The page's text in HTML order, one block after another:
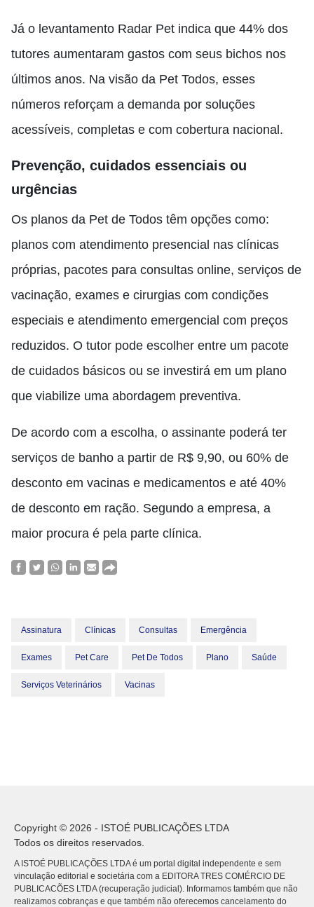
Já o levantamento Radar Pet indica que 44% dos
tutores aumentaram gastos com seus bichos nos
últimos anos. Na visão da Pet Todos, esses
números reforçam a demanda por soluções
acessíveis, completas e com cobertura nacional.
Prevenção, cuidados essenciais ou
urgências
Os planos da Pet de Todos têm opções como:
planos com atendimento presencial nas clínicas
próprias, pacotes para consultas online, serviços de
vacinação, exames e cirurgias com condições
especiais e atendimento emergencial com preços
reduzidos. O tutor pode escolher entre um pacote
de cuidados básicos ou se investirá em um plano
que viabilize uma abordagem preventiva.
De acordo com a escolha, o assinante poderá ter
serviços de banho a partir de R$ 9,90, ou 60% de
desconto em vacinas e medicamentos e até 40%
de desconto em ração. Segundo a empresa, a
maior procura é pela parte clínica.
Assinatura Clínicas Consultas Emergência
Exames Pet Care Pet De Todos Plano Saúde
Serviços Veterinários Vacinas
Copyright © 2026 - ISTOÉ PUBLICAÇÕES LTDA
Todos os direitos reservados.
A ISTOÉ PUBLICAÇÕES LTDA é um portal digital independente e sem
vinculação editorial e societária com a EDITORA TRES COMÉRCIO DE
PUBLICACÕES LTDA (recuperação judicial). Informamos também que não
realizamos cobranças e que também não oferecemos cancelamento do